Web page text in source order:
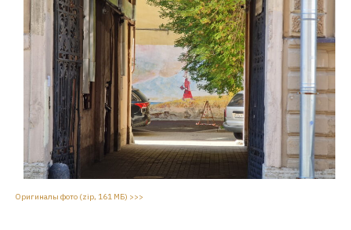
Оригиналы фото (zip, 161 МБ) >>>